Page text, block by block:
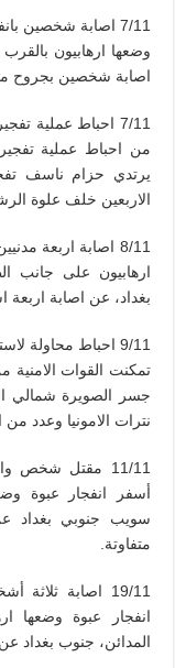
7/11 اصابة شخصين
وضعها ارهابيون
اصابة شخصين بجروح
7/11 احباط عملية
من احباط عملية تفجير
يرتدي حزام ناسف
الاربعين خلف علوة
8/11 اصابة اربعة
ارهابيون على جانب
بغداد، عن اصابة
9/11 احباط
تمكنت القوات الامنية
جسر الصويرة شمالي
نترات الامونيا وعدد
11/11 مقتل شخص
أسفر انفجار عبوة
سويب جنوبي بغداد
متفاوتة.
19/11 اصابة
انفجار عبوة وضعها
المدائن، جنوب بغداد